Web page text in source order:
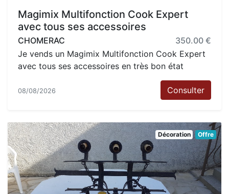
Magimix Multifonction Cook Expert
avec tous ses accessoires
CHOMERAC
350.00 €
Je vends un Magimix Multifonction Cook Expert
avec tous ses accessoires en très bon état
08/08/2026 Consulter
Décoration Offre